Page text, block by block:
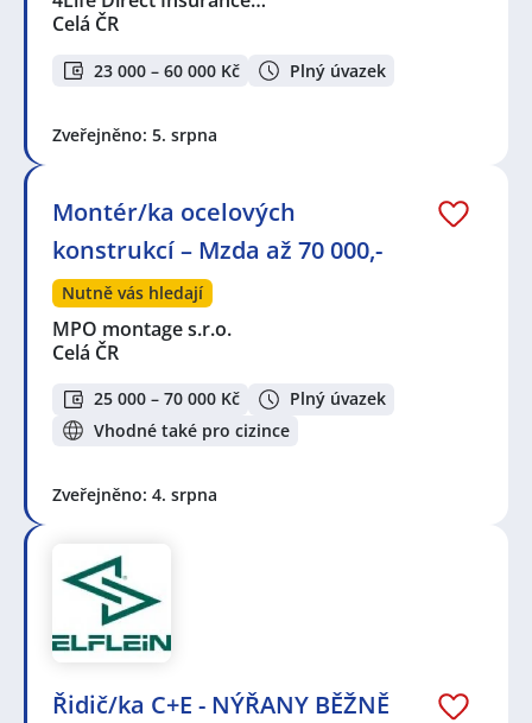
Celá ČR
23 000 – 60 000 Kč Plný úvazek
Zveřejněno: 5. srpna
Montér/ka ocelových
konstrukcí – Mzda až 70 000,-
Nutně vás hledají
MPO montage s.r.o.
Celá ČR
25 000 – 70 000 Kč
Plný úvazek
Vhodné také pro cizince
Zveřejněno: 4. srpna
Řidič/ka C+E - NÝŘANY BĚŽNĚ